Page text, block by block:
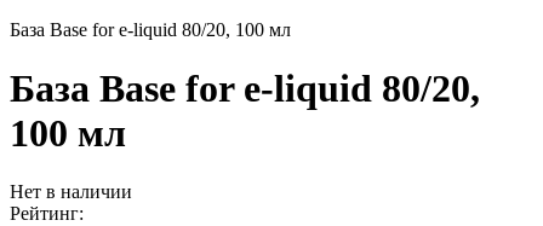
База Base for e-liquid 80/20, 100 мл
База Base for e-liquid 80/20,
100 мл
Нет в наличии
Рейтинг: